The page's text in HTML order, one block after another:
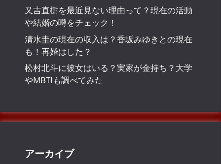
又吉直樹を最近見ない理由って？現在の活動
や結婚の噂をチェック！
清水圭の現在の収入は？香坂みゆきとの現在
も！再婚はした？
松村北斗に彼女はいる？実家が金持ち？大学
やMBTIも調べてみた
アーカイブ